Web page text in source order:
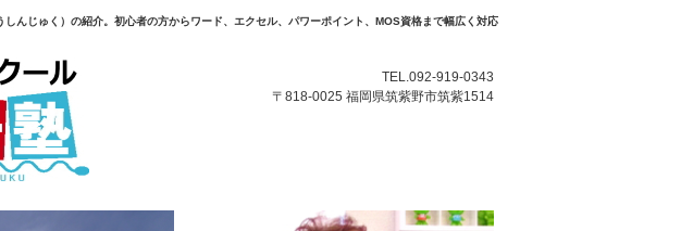
んじゅく）の紹介。初心者の方からワード、エクセル、パワーポイント、MOS資格まで幅広く対応
TEL.092-919-0343
〒818-0025 福岡県筑紫野市筑紫1514